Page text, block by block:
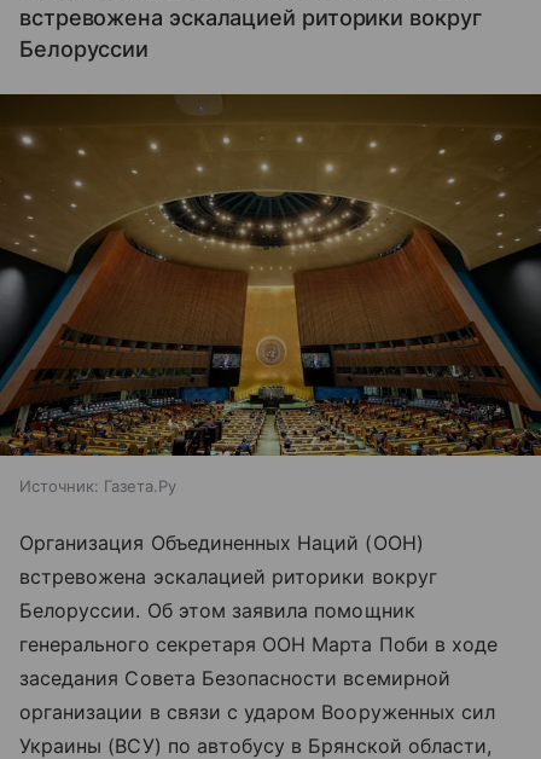
встревожена эскалацией риторики вокруг
Белоруссии
Источник: Газета.Ру
Организация Объединенных Наций (ООН)
встревожена эскалацией риторики вокруг
Белоруссии. Об этом заявила помощник
генерального секретаря ООН Марта Поби в ходе
заседания Совета Безопасности всемирной
организации в связи с ударом Вооруженных сил
Украины (ВСУ) по автобусу в Брянской области,